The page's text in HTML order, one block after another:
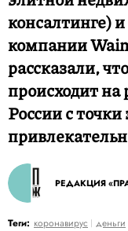
консалтинге)
компании
рассказали,
происходит
России с
РЕДАКЦИЯ
Теги: коронавирус деньги